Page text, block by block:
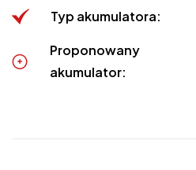
Typ akumulatora:
Proponowany
akumulator: